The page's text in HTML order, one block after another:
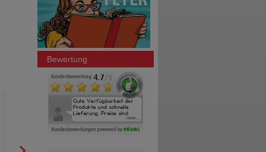
PERENTEROL forte 250 mg
MEDICE Arzneimittel Pütter
100St Hartkapseln
Bewertung